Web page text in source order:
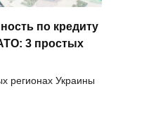
по кредиту
3 простых
регионах Украины